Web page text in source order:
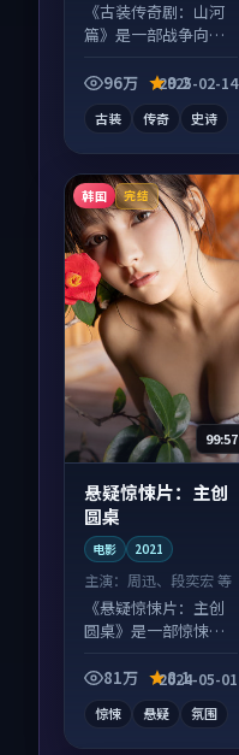
《古装传奇剧：山河
篇》是一部战争向电
端观看，细节更丰
96万 9.2
2025-02-14
古装 传奇 史诗
韩国 完结
99:57
悬疑惊悚片：主创
圆桌
电影 2021
主演： 周迅、段奕宏 等
《悬疑惊悚片：主创
圆桌》是一部惊悚向
信息量大，适合沉浸
81万 8.1
2024-05-01
惊悚 悬疑 氛围